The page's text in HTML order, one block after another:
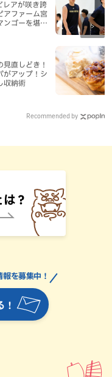
レアが咲き誇
アファーム宮
ンゴーを堪能
直しどき！
がアップ！シ
収納術
Recommended by
！
を募集中！